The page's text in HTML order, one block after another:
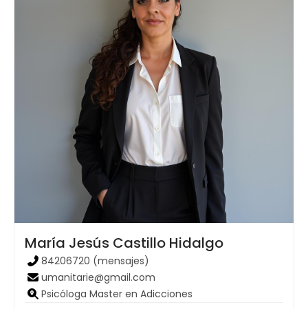
María Jesús Castillo Hidalgo
84206720 (mensajes)
umanitarie@gmail.com
Psicóloga Master en Adicciones